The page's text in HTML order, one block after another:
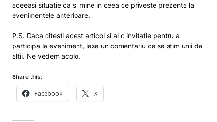
aceeasi situatie ca si mine in ceea ce priveste prezenta la
evenimentele anterioare.
P.S. Daca citesti acest articol si ai o invitatie pentru a
participa la eveniment, lasa un comentariu ca sa stim unii de
altii. Ne vedem acolo.
Share this:
Facebook X